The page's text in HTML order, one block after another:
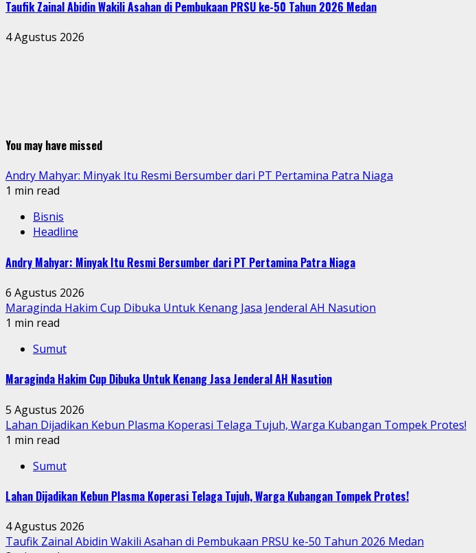
Taufik Zainal Abidin Wakili Asahan di Pembukaan PRSU ke-50 Tahun 2026 Medan
4 Agustus 2026
You may have missed
Andry Mahyar: Minyak Itu Resmi Bersumber dari PT Pertamina Patra Niaga
1 min read
Bisnis
Headline
Andry Mahyar: Minyak Itu Resmi Bersumber dari PT Pertamina Patra Niaga
6 Agustus 2026
Maraginda Hakim Cup Dibuka Untuk Kenang Jasa Jenderal AH Nasution
1 min read
Sumut
Maraginda Hakim Cup Dibuka Untuk Kenang Jasa Jenderal AH Nasution
5 Agustus 2026
Lahan Dijadikan Kebun Plasma Koperasi Telaga Tujuh, Warga Kubangan Tompek Protes!
1 min read
Sumut
Lahan Dijadikan Kebun Plasma Koperasi Telaga Tujuh, Warga Kubangan Tompek Protes!
4 Agustus 2026
Taufik Zainal Abidin Wakili Asahan di Pembukaan PRSU ke-50 Tahun 2026 Medan